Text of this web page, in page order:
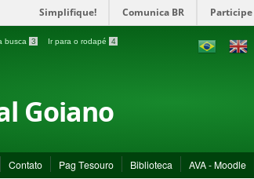
Simplifique! Comunica BR Participe
busca 3 Ir para o rodapé 4
Goiano
Contato Pag Tesouro Biblioteca AVA - Moodle